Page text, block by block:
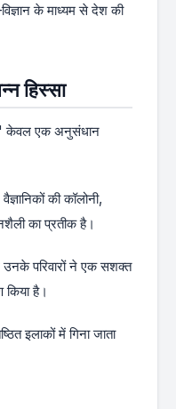
के माध्यम से देश की
हिस्सा
केवल एक अनुसंधान
की कॉलोनी,
का प्रतीक है।
उनके परिवारों ने एक सशक्त
किया है।
इलाकों में गिना जाता